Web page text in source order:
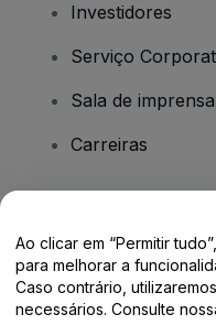
Investidores
Serviço
Sala de imprensa
Carreiras
Centro de Ajuda
Ao clicar em “Permitir
para melhorar a
Caso contrário,
necessários. Consulte